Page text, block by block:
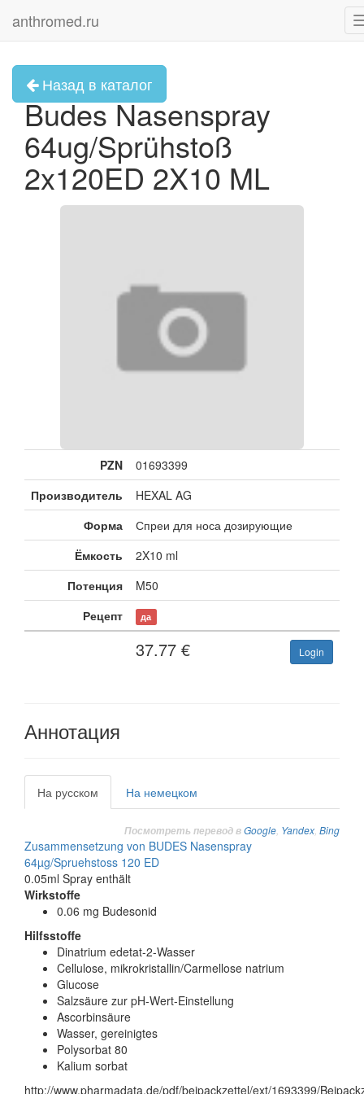
anthromed.ru
Назад в каталог
Budes Nasenspray
64ug/Sprühstoß
2x120ED 2X10 ML
PZN
01693399
Производитель
HEXAL AG
Форма
Спреи для носа дозирующие
Ёмкость
2X10 ml
Потенция
M50
Рецепт
да
37.77 € Login
Аннотация
На русском На немецком
Посмотреть перевод вGoogle Yandex Bing
Zusammensetzung von BUDES Nasenspray
64µg/Spruehstoss 120 ED
0.05ml Spray enthält
Wirkstoffe
0.06 mg Budesonid
Hilfsstoffe
Dinatrium edetat-2-Wasser
Cellulose, mikrokristallin/Carmellose natrium
Glucose
Salzsäure zur pH-Wert-Einstellung
Ascorbinsäure
Wasser, gereinigtes
Polysorbat 80
Kalium sorbat
http://www.pharmadata.de/pdf/beipackzettel/ext/1693399/